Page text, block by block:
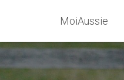
MoiAussie